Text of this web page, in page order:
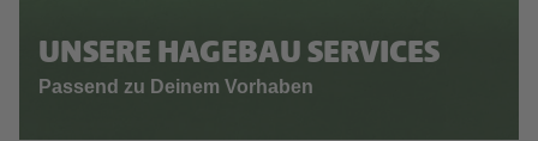
UNSERE HAGEBAU SERVICES
Passend zu Deinem Vorhaben